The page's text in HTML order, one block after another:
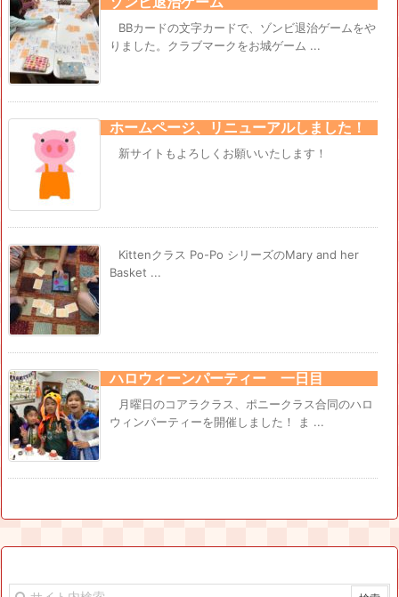
BBカードの文字カードで、ゾンビ退治ゲームをや
りました。クラブマークをお城ゲーム ...
ホームページ、リニューアルしました！
新サイトもよろしくお願いいたします！
Kittenクラス Po-Po シリーズのMary and her
Basket ...
ハロウィーンパーティー 一日目
月曜日のコアラクラス、ポニークラス合同のハロ
ウィンパーティーを開催しました！ ま ...